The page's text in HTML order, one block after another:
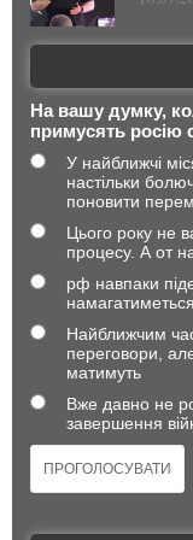
На вашу думку,
примусять росію
У найближчі
настільки
поновити
Цього року не
процесу. А от
рф навпаки
Найближчим
переговори,
матимуть
Вже давно не
завершення